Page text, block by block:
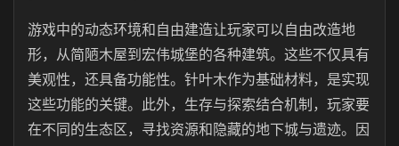
游戏中的动态环境和自由建造让玩家可以自由改造地
形，从简陋木屋到宏伟城堡的各种建筑。这些不仅具有
美观性，还具备功能性。针叶木作为基础材料，是实现
这些功能的关键。此外，生存与探索结合机制，玩家要
在不同的生态区，寻找资源和隐藏的地下城与遗迹。因